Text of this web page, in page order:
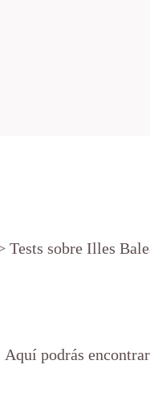
Tests sobre Illes
podrás